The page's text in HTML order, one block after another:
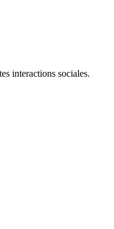
interactions sociales.